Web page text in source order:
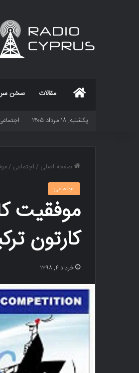
مقالات سخن
یکشنبه, ۱۸ مرداد ۱۴۰۵
صفحه اصلی /اجتماعی /
اجتماعی
موفقیت
کارتون
خرداد ۴, ۱۳۹۸